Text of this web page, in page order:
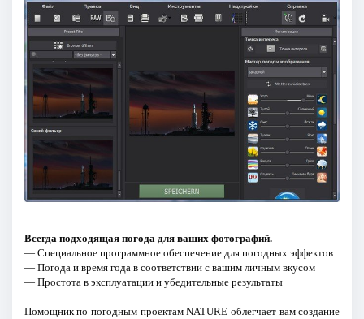
Всегда подходящая погода для ваших фотографий.
— Специальное программное обеспечение для погодных эффектов
— Погода и время года в соответствии с вашим личным вкусом
— Простота в эксплуатации и убедительные результаты
Помощник по погодным проектам NATURE облегчает вам создание